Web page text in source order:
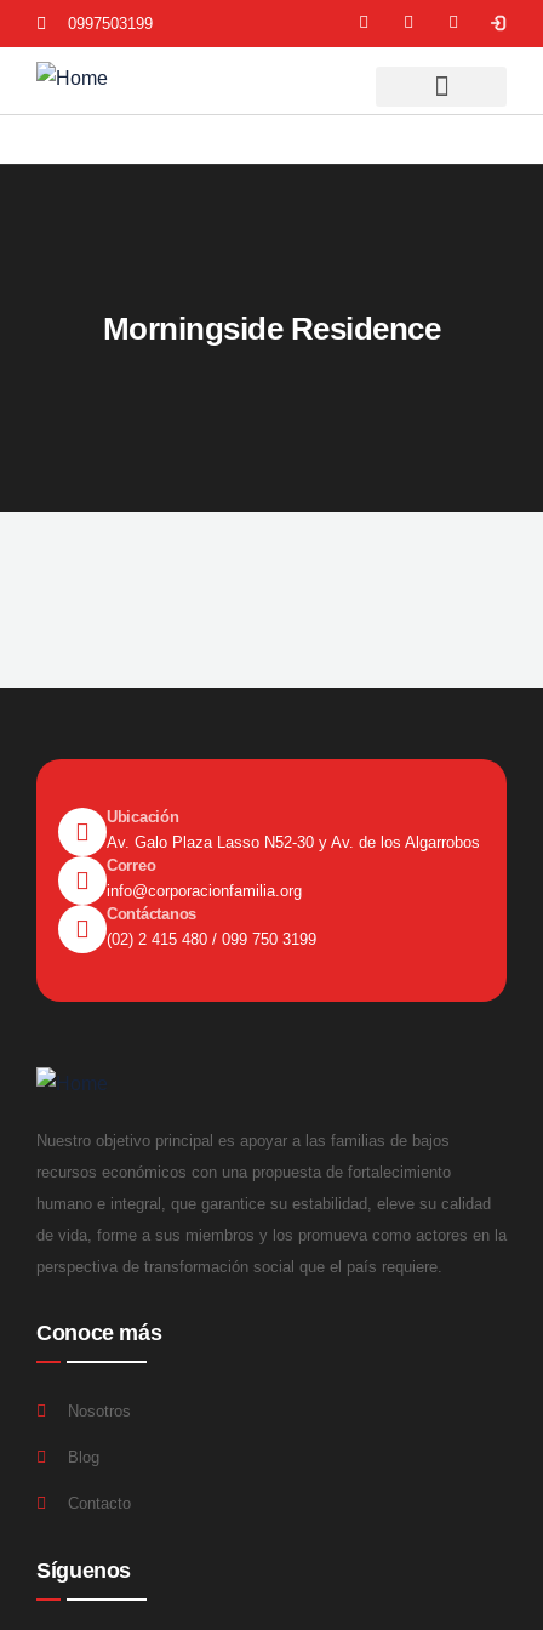
0997503199
Morningside Residence
Ubicación
Av. Galo Plaza Lasso N52-30 y Av. de los Algarrobos
Correo
info@corporacionfamilia.org
Contáctanos
(02) 2 415 480 / 099 750 3199
Nuestro objetivo principal es apoyar a las familias de bajos
recursos económicos con una propuesta de fortalecimiento
humano e integral, que garantice su estabilidad, eleve su calidad
de vida, forme a sus miembros y los promueva como actores en la
perspectiva de transformación social que el país requiere.
Conoce más
Nosotros
Blog
Contacto
Síguenos